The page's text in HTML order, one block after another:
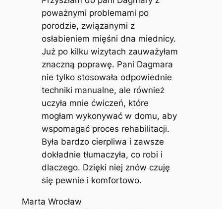
poważnymi problemami po
porodzie, związanymi z
osłabieniem mięśni dna miednicy.
Już po kilku wizytach zauważyłam
znaczną poprawę. Pani Dagmara
nie tylko stosowała odpowiednie
techniki manualne, ale również
uczyła mnie ćwiczeń, które
mogłam wykonywać w domu, aby
wspomagać proces rehabilitacji.
Była bardzo cierpliwa i zawsze
dokładnie tłumaczyła, co robi i
dlaczego. Dzięki niej znów czuję
się pewnie i komfortowo.
Marta Wrocław